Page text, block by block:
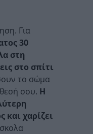
Για
30
στη
στο σπίτι
το σώμα
σου. Η
και χαρίζει